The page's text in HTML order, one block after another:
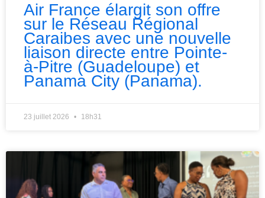
Air France élargit son offre
sur le Réseau Régional
Caraibes avec une nouvelle
liaison directe entre Pointe-
à-Pitre (Guadeloupe) et
Panama City (Panama).
23 juillet 2026 18h31